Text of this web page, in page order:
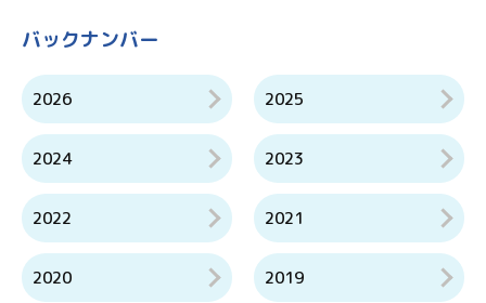
バックナンバー
2026 2025
2024 2023
2022 2021
2020 2019